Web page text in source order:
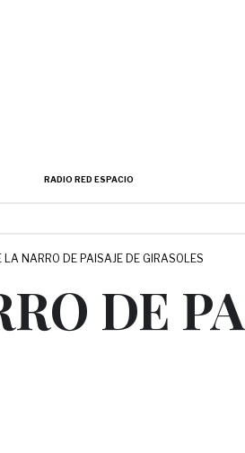
RADIO RED ESPACIO
LA NARRO DE PAISAJE DE GIRASOLES
DE